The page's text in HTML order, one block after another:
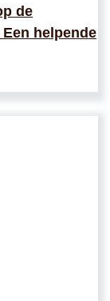
de
helpende